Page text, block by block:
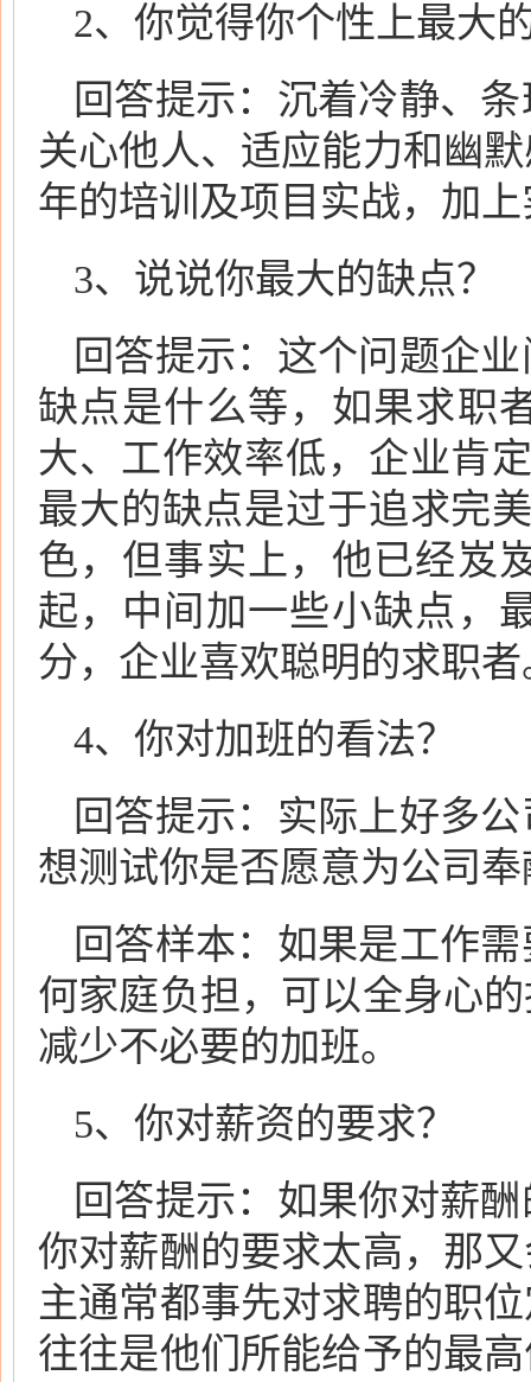
2、你觉得你个性上最大
回答提示：沉着冷静、
关心他人、适应能力和幽
年的培训及项目实战，加
3、说说你最大的缺点？
回答提示：这个问题企
缺点是什么等，如果求职
大、工作效率低，企业肯
最大的缺点是过于追求完
色，但事实上，他已经岌
起，中间加一些小缺点，
分，企业喜欢聪明的求职者
4、你对加班的看法？
回答提示：实际上好多
想测试你是否愿意为公司
回答样本：如果是工作
何家庭负担，可以全身心
减少不必要的加班。
5、你对薪资的要求？
回答提示：如果你对薪
你对薪酬的要求太高，那
主通常都事先对求聘的职
往往是他们所能给予的最